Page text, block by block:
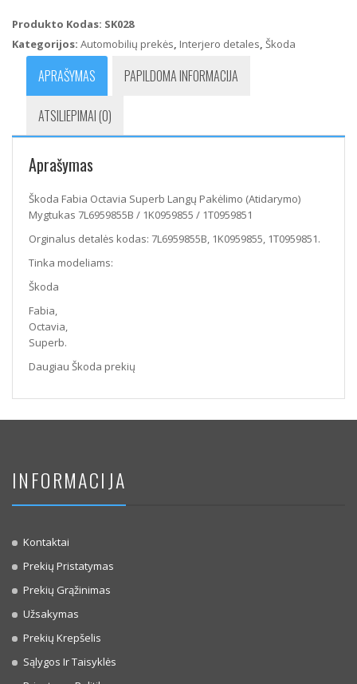
Octavia
Langų
(Atidarymo)
Mygtukas
7L6959855B
1T0959851
Produkto Kodas: SK028
Kategorijos: Automobilių prekės, Interjero detales, Škoda
APRAŠYMAS PAPILDOMA INFORMACIJA
ATSILIEPIMAI (0)
Aprašymas
Škoda Fabia Octavia Superb Langų Pakėlimo (Atidarymo)
Mygtukas 7L6959855B / 1K0959855 / 1T0959851
Orginalus detalės kodas: 7L6959855B, 1K0959855, 1T0959851.
Tinka modeliams:
Škoda
Fabia,
Octavia,
Superb.
Daugiau Škoda prekių
INFORMACIJA
Kontaktai
Prekių Pristatymas
Prekių Grąžinimas
Užsakymas
Prekių Krepšelis
Sąlygos Ir Taisyklės